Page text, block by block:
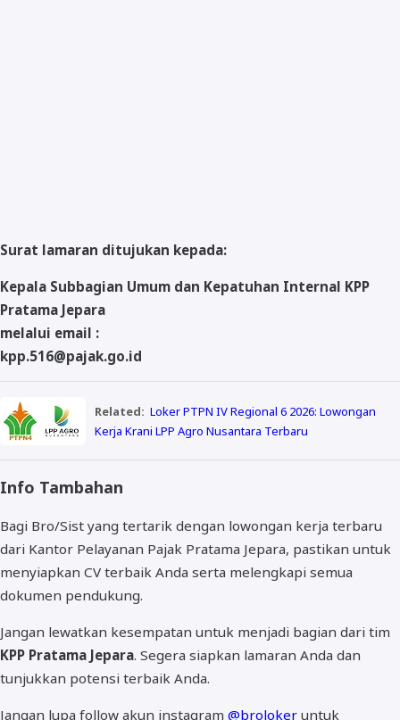
Surat lamaran ditujukan kepada:
Kepala Subbagian Umum dan Kepatuhan Internal KPP
Pratama Jepara
melalui email :
kpp.516@pajak.go.id
Related: Loker PTPN IV Regional 6 2026: Lowongan
Kerja Krani LPP Agro Nusantara Terbaru
Info Tambahan
Bagi Bro/Sist yang tertarik dengan lowongan kerja terbaru
dari Kantor Pelayanan Pajak Pratama Jepara, pastikan untuk
menyiapkan CV terbaik Anda serta melengkapi semua
dokumen pendukung.
Jangan lewatkan kesempatan untuk menjadi bagian dari tim
KPP Pratama Jepara. Segera siapkan lamaran Anda dan
tunjukkan potensi terbaik Anda.
Jangan lupa follow akun instagram @broloker untuk